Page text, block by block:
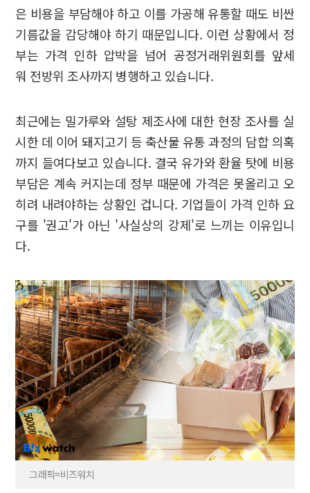
은 비용을 부담해야 하고 이를 가공해 유통할 때도 비싼
기름값을 감당해야 하기 때문입니다. 이런 상황에서 정
부는 가격 인하 압박을 넘어 공정거래위원회를 앞세
워 전방위 조사까지 병행하고 있습니다.
최근에는 밀가루와 설탕 제조사에 대한 현장 조사를 실
시한 데 이어 돼지고기 등 축산물 유통 과정의 담합 의혹
까지 들여다보고 있습니다. 결국 유가와 환율 탓에 비용
부담은 계속 커지는데 정부 때문에 가격은 못올리고 오
히려 내려야하는 상황인 겁니다. 기업들이 가격 인하 요
구를 '권고'가 아닌 '사실상의 강제'로 느끼는 이유입니
다.
그래픽=비즈워치